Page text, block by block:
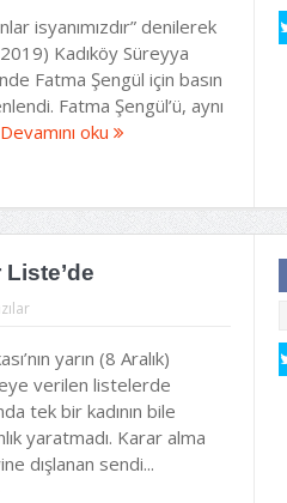
isyanımızdır” denilerek
Kadıköy Süreyya
Fatma Şengül için basın
Fatma Şengül’ü, aynı
Devamını oku
yarın (8 Aralık)
verilen listelerde
tek bir kadının bile
yaratmadı. Karar alma
dışlanan sendi...